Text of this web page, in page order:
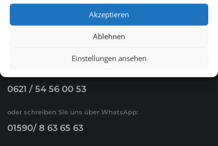
Akzeptieren
Ablehnen
Einstellungen ansehen
0621 / 54 56 00 53
oder schreiben Sie uns über WhatsApp:
01590/ 8 63 65 63